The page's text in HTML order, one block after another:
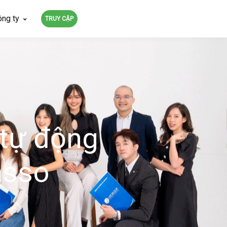
ty TRUY CẬP
động